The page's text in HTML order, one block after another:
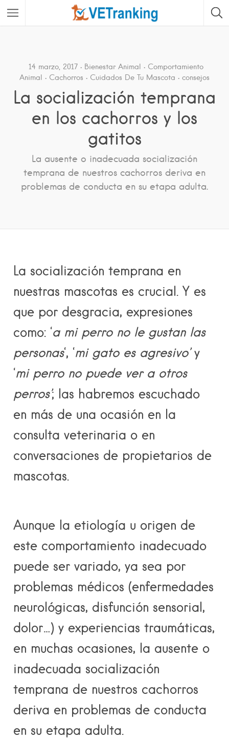
14 marzo, 2017 Bienestar Animal
Comportamiento
Animal
Cachorros Cuidados De Tu Mascota consejos
La socialización temprana
en los cachorros y los
gatitos
La ausente o inadecuada socialización
temprana de nuestros cachorros deriva en
problemas de conducta en su etapa adulta.
La socialización temprana en
nuestras mascotas es crucial. Y es
que por desgracia, expresiones
como: ‘a mi perro no le gustan las
personas‘, ‘mi gato es agresivo’y
‘mi perro no puede ver a otros
perros’; las habremos escuchado
en más de una ocasión en la
consulta veterinaria o en
conversaciones de propietarios de
mascotas.
Aunque la etiología u origen de
este comportamiento inadecuado
puede ser variado, ya sea por
problemas médicos (enfermedades
neurológicas, disfunción sensorial,
dolor…) y experiencias traumáticas,
en muchas ocasiones, la ausente o
inadecuada socialización
temprana de nuestros cachorros
deriva en problemas de conducta
en su etapa adulta.